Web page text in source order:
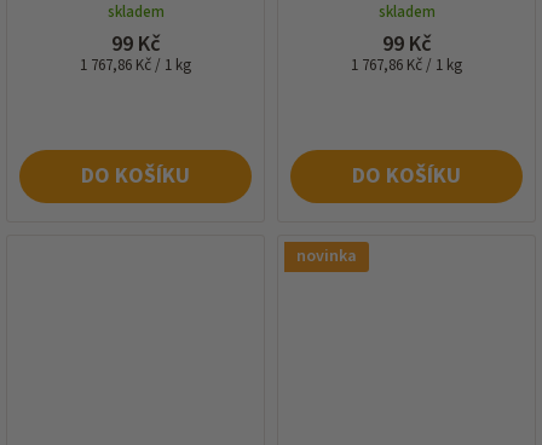
skladem
99 Kč
Měrná
1 767,86 Kč / 1 kg
DO KOŠÍKU
skladem
99 Kč
Měrná
1 767,86 Kč / 1 kg
DO KOŠÍKU
novinka